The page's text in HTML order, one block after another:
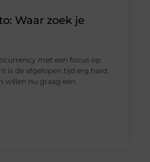
Waar zoek je
met een focus op
is de afgelopen tijd erg hard
willen nu graag een